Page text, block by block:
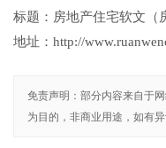
标题：房地产住宅软文（
地址：http://
免责声明：部分内容来自于
为目的，非商业用途，如有